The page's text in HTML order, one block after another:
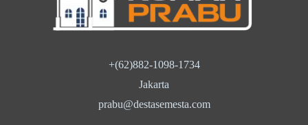
+(62)882-1098-1734
Jakarta
prabu@destasemesta.com